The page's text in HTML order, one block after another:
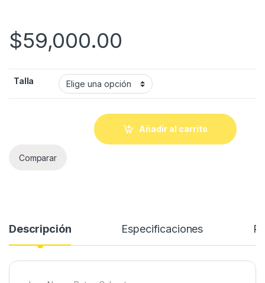
$59,000.00
Talla
Añadir al carrito
Comparar
Descripción Especificaciones